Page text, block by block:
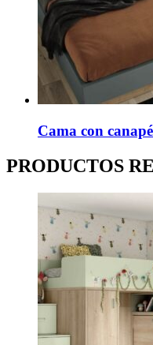
Cama con
PRODUCTOS